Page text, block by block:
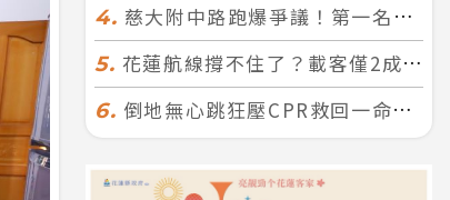
4. 慈大附中路跑爆爭議！第一名遭拔又改並列 家長怒：難以接受
5. 花蓮航線撐不住了？載客僅2成、年虧7000萬 華信喊：真的快飛不下去
6. 倒地無心跳狂壓CPR救回一命！警手傷撕裂仍不放手 竟救到藝人何篤霖哥哥